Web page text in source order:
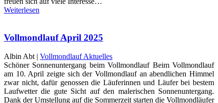
Weiterlesen
Vollmondlauf April 2025
Albin Abt | Vollmondlauf Aktuelles
Schöner Sonnenuntergang beim Vollmondlauf Beim Vollmondlauf
am 10. April zeigte sich der Vollmondlauf an abendlichen Himmel
zwar nicht, dafür genossen die Läuferinnen und Läufer bei bestem
Laufwetter die gute Sicht auf den malerischen Sonnenuntergang.
Dank der Umstellung auf die Sommerzeit starten die Vollmondläufer